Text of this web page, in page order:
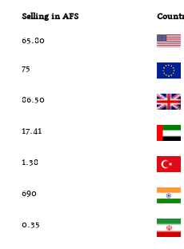
Selling in AFS
65.80
75
86.50
17.41
1.38
690
0.35